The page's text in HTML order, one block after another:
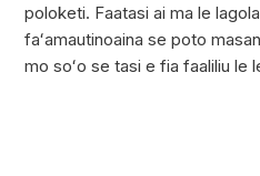
poloketi. Faatasi ai ma le
faʻamautinoaina se poto
mo soʻo se tasi e fia faaliliu le